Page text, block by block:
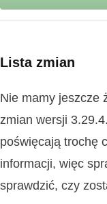
Lista zmian
Nie mamy jeszcze
zmian wersji
poświęcają trochę
informacji, więc
sprawdzić, czy